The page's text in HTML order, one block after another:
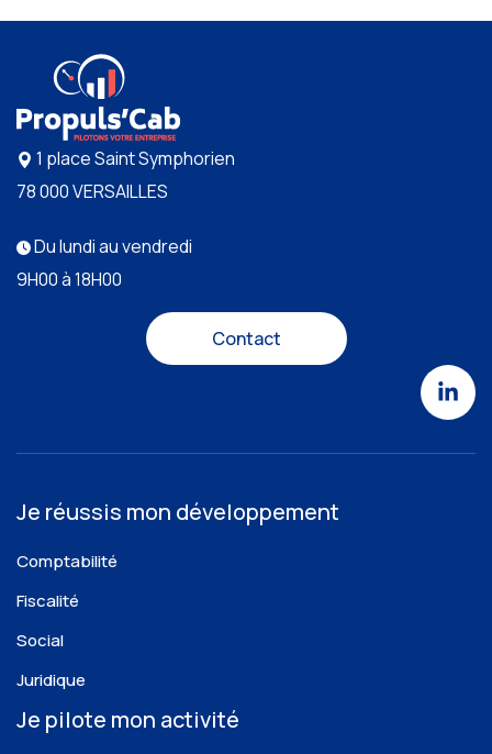
1 place Saint Symphorien
78 000 VERSAILLES
Du lundi au vendredi
9H00 à 18H00
Contact
Je réussis mon développement
Comptabilité
Fiscalité
Social
Juridique
Je pilote mon activité